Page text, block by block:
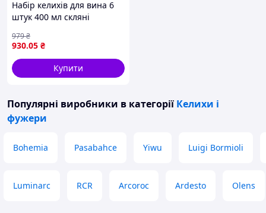
Набір келихів для вина 6
штук 400 мл скляні
ніжці HP-YH-66
REMONT.NICK
930.05 ₴
979₴
Купити
Популярні виробники в категорії Келихи і
фужери
Bohemia Pasabahce Yiwu Luigi Bormioli
Luminarc RCR Arcoroc Ardesto Olens